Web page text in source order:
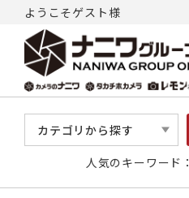
ようこそゲスト様
カテゴリから探す
人気のキーワード：